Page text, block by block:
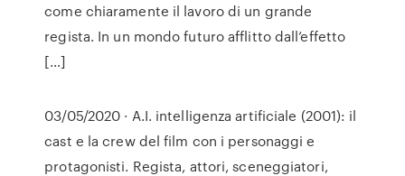
come chiaramente il lavoro di un grande
regista. In un mondo futuro afflitto dall’effetto
[…]
03/05/2020 · A.I. intelligenza artificiale (2001): il
cast e la crew del film con i personaggi e
protagonisti. Regista, attori, sceneggiatori,